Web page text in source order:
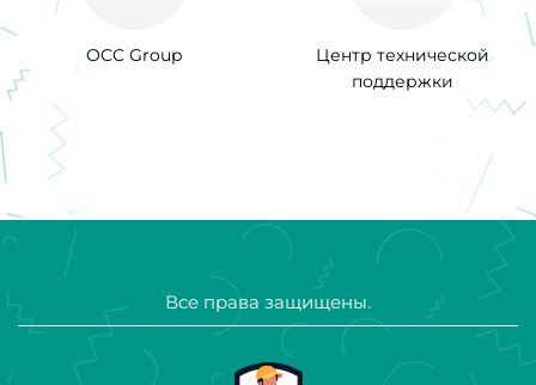
OCC Group
Центр технической
поддержки
Все права защищены.